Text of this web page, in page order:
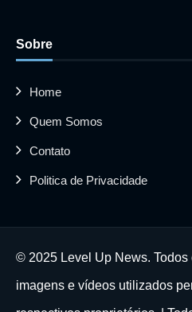
Sobre
Home
Quem Somos
Contato
Politica de Privacidade
© 2025 Level Up News. Todos
imagens e vídeos utilizados